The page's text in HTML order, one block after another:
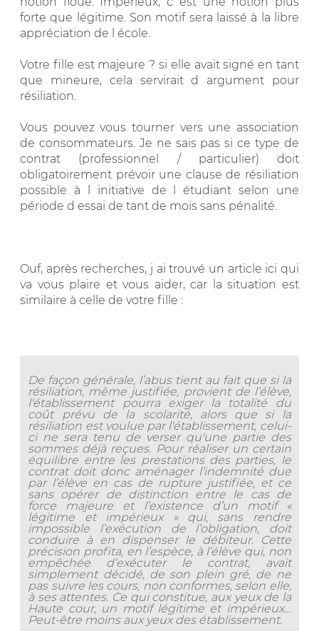
forte que légitime. Son motif sera laissé à la libre
appréciation de l école.
Votre fille est majeure ? si elle avait signé en tant
que mineure, cela servirait d argument pour
résiliation.
Vous pouvez vous tourner vers une association
de consommateurs. Je ne sais pas si ce type de
contrat (professionnel / particulier) doit
obligatoirement prévoir une clause de résiliation
possible à l initiative de l étudiant selon une
période d essai de tant de mois sans pénalité.
Ouf, après recherches, j ai trouvé un article ici qui
va vous plaire et vous aider, car la situation est
similaire à celle de votre fille :
De façon générale, l’abus tient au fait que si la
résiliation, même justifiée, provient de l’élève,
l'établissement pourra exiger la totalité du
coût prévu de la scolarité, alors que si la
résiliation est voulue par l'établissement, celui-
ci ne sera tenu de verser qu'une partie des
sommes déjà reçues. Pour réaliser un certain
équilibre entre les prestations des parties, le
contrat doit donc aménager l’indemnité due
par l’élève en cas de rupture justifiée, et ce
sans opérer de distinction entre le cas de
force majeure et l’existence d’un motif «
légitime et impérieux » qui, sans rendre
impossible l’exécution de l’obligation, doit
conduire à en dispenser le débiteur. Cette
précision profita, en l’espèce, à l’élève qui, non
empêchée d’exécuter le contrat, avait
simplement décidé, de son plein gré, de ne
pas suivre les cours, non conformes, selon elle,
à ses attentes. Ce qui constitue, aux yeux de la
Haute cour, un motif légitime et impérieux…
Peut-être moins aux yeux des établissement.